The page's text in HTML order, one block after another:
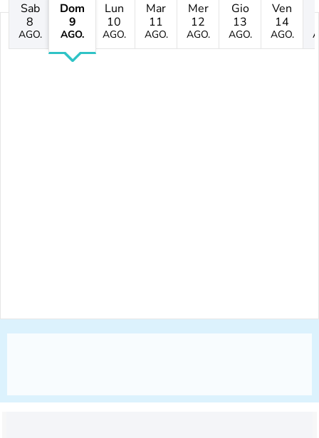
Sab
8
AGO.
Dom
9
AGO.
Lun
10
AGO.
Mar
11
AGO.
Mer
12
AGO.
Gio
13
AGO.
Ven
14
AGO.